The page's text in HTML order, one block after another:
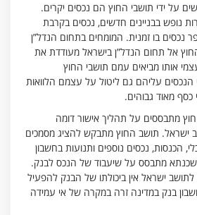
על ידי תושבי החוץ הם נכסים יקרים.
נופש בבניינים חדשים, נכסים בקרבת
נכסים בו זמנית. המומחים בתחום הנדל”ן
אל תחום הנדל”ן בישראל מעודדת את
אותו מביאים עמם תושבי החוץ
עליהם גם ליטול על עצמם הלוואות
מאוד גבוהים.
מתבססים על תהליך אישור דומה
ישראל. תושב החוץ מתבקש להציג מסמכים
הכנסות, נכסים נוספים ותנועות בחשבון
מתבסס על שיעבוד של הנכס לבנק.
ישראל אין ביכולתו של הבנק להפעיל
בנק במדינה זרה במקרה של אי עמידה